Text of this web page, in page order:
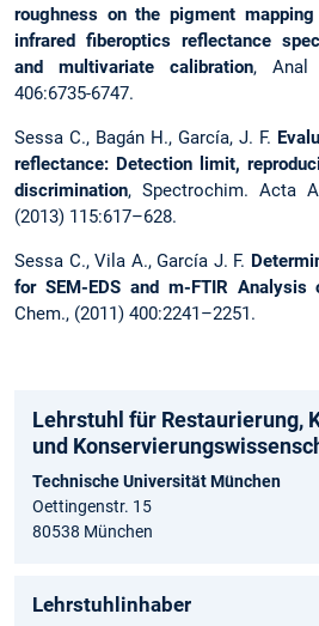
roughness on the pigment
infrared fiberoptics reflectance
and multivariate calibration, Anal
406:6735-6747.
Sessa C., Bagán H., García, J. F.
reflectance: Detection limit,
discrimination, Spectrochim. Acta
(2013) 115:617–628.
Sessa C., Vila A., García J. F.
for SEM-EDS and m-FTIR Analysis
Chem., (2011) 400:2241–2251.
Lehrstuhl für Restaurierung,
und
Technische Universität München
Oettingenstr. 15
80538 München
Lehrstuhlinhaber